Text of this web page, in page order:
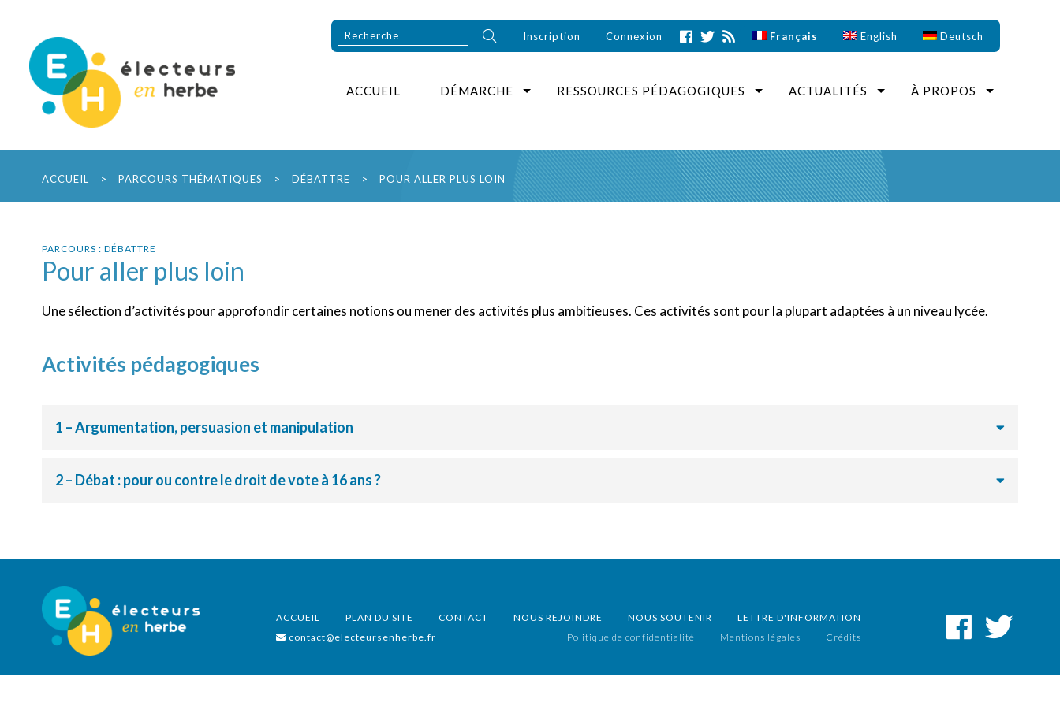
Inscription Connexion Français English Deutsch
ACCUEIL DÉMARCHE RESSOURCES PÉDAGOGIQUES ACTUALITÉS À PROPOS
ACCUEIL > PARCOURS THÉMATIQUES > DÉBATTRE > POUR ALLER PLUS LOIN
PARCOURS : DÉBATTRE
Pour aller plus loin
Une sélection d’activités pour approfondir certaines notions ou mener des activités plus ambitieuses. Ces activités sont pour la plupart adaptées à un niveau lycée.
Activités pédagogiques
1 – Argumentation, persuasion et manipulation
2 – Débat : pour ou contre le droit de vote à 16 ans ?
ACCUEIL PLAN DU SITE CONTACT NOUS REJOINDRE NOUS SOUTENIR
LETTRE D'INFORMATION
contact@electeursenherbe.fr
Politique de confidentialité Mentions légales Crédits